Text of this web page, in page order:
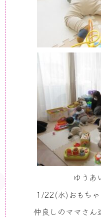
ゆうあ
1/22(水) おもち
仲良しのママさん